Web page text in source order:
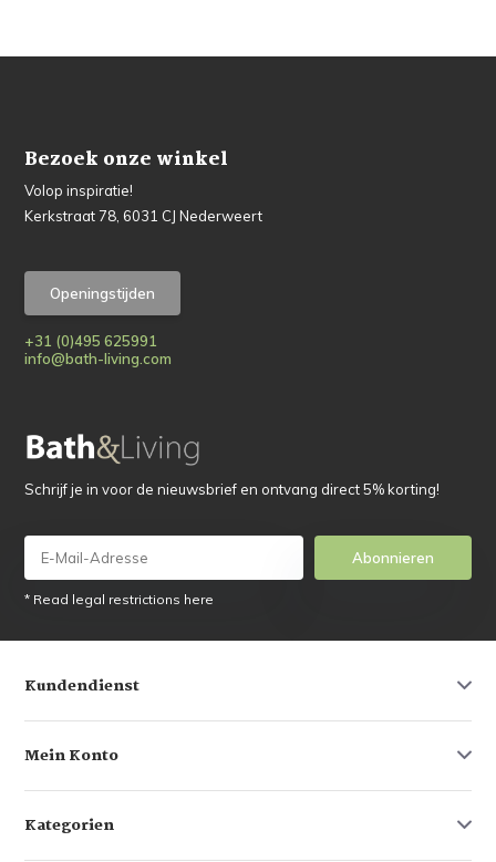
Bezoek onze winkel
Volop inspiratie!
Kerkstraat 78, 6031 CJ Nederweert
Openingstijden
+31 (0)495 625991
info@bath-living.com
Schrijf je in voor de nieuwsbrief en ontvang direct 5% korting!
Abonnieren
* Read legal restrictions here
Kundendienst
Mein Konto
Kategorien